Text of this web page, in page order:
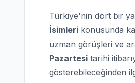
Türkiye'nin dört bir
İsimleri konusunda
uzman görüşleri ve
Pazartesi tarihi
gösterebileceğinden